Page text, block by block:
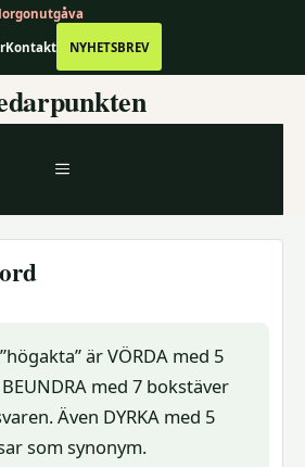
Kontakt NYHETSBREV
MENY
är VÖRDA med 5
med 7 bokstäver
Även DYRKA med 5
som synonym.